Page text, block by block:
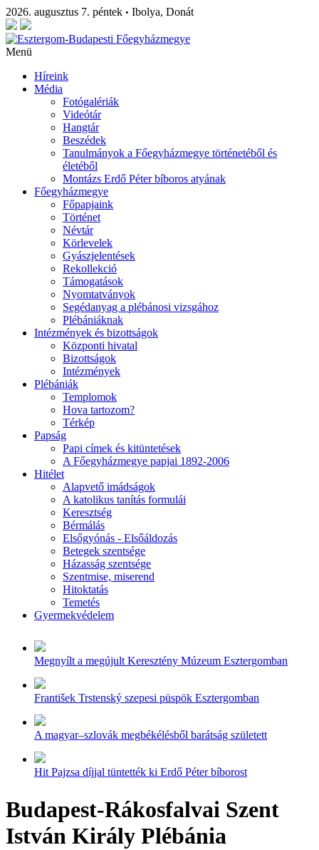
2026. augusztus 7. péntek • Ibolya, Donát
Menü
Híreink
Média
Fotógalériák
Videótár
Hangtár
Beszédek
Tanulmányok a Főegyházmegye történetéből és
életéből
Montázs Erdő Péter bíboros atyának
Főegyházmegye
Főpapjaink
Történet
Névtár
Körlevelek
Gyászjelentések
Rekollekció
Támogatások
Nyomtatványok
Segédanyag a plébánosi vizsgához
Plébániáknak
Intézmények és bizottságok
Központi hivatal
Bizottságok
Intézmények
Plébániák
Templomok
Hova tartozom?
Térkép
Papság
Papi címek és kitüntetések
A Főegyházmegye papjai 1892-2006
Hitélet
Alapvető imádságok
A katolikus tanítás formulái
Keresztség
Bérmálás
Elsőgyónás - Elsőáldozás
Betegek szentsége
Házasság szentsége
Szentmise, miserend
Hitoktatás
Temetés
Gyermekvédelem
Megnyílt a megújult Keresztény Múzeum Esztergomban
František Trstenský szepesi püspök Esztergomban
A magyar–szlovák megbékélésből barátság született
Hit Pajzsa díjjal tüntették ki Erdő Péter bíborost
Budapest-Rákosfalvai Szent
István Király Plébánia